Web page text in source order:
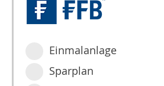
Einmalanlage
Sparplan